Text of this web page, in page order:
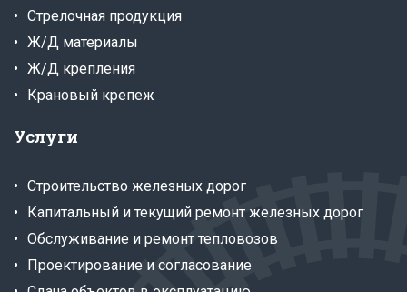
Услуги
Строительство железных дорог
Капитальный и текущий ремонт железных дорог
Обслуживание и ремонт тепловозов
Проектирование и согласование
Стрелочная продукция
Ж/Д материалы
Ж/Д крепления
Крановый крепеж